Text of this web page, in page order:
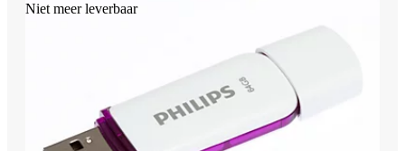
Niet meer leverbaar